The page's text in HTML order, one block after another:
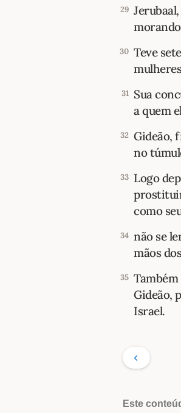
29
30 Teve
31 Sua
a quem
32 Gideão,
no
33 Logo
como
34 não se
mãos
35
Gideão,
Israel.
Este